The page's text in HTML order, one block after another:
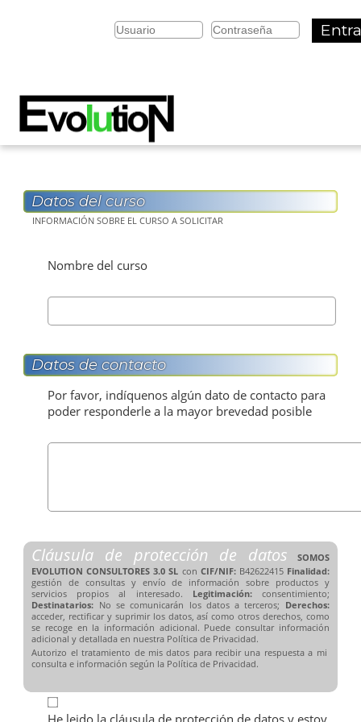
Datos del curso
INFORMACIÓN SOBRE EL CURSO A SOLICITAR
Nombre del curso
Datos de contacto
Por favor, indíquenos algún dato de contacto para
poder responderle a la mayor brevedad posible
Cláusula de protección de datos
SOMOS
EVOLUTION CONSULTORES 3.0 SL con CIF/NIF: B42622415 Finalidad:
gestión de consultas y envío de información sobre productos y
servicios propios al interesado.
Legitimación: consentimiento;
Destinatarios: No se comunicarán los datos a terceros;
Derechos:
acceder, rectificar y suprimir los datos, así como otros derechos, como
se recoge en la información adicional. Puede consultar información
adicional y detallada en nuestra Política de Privacidad.
Autorizo el tratamiento de mis datos para recibir una respuesta a mi
consulta e información según la Política de Privacidad.